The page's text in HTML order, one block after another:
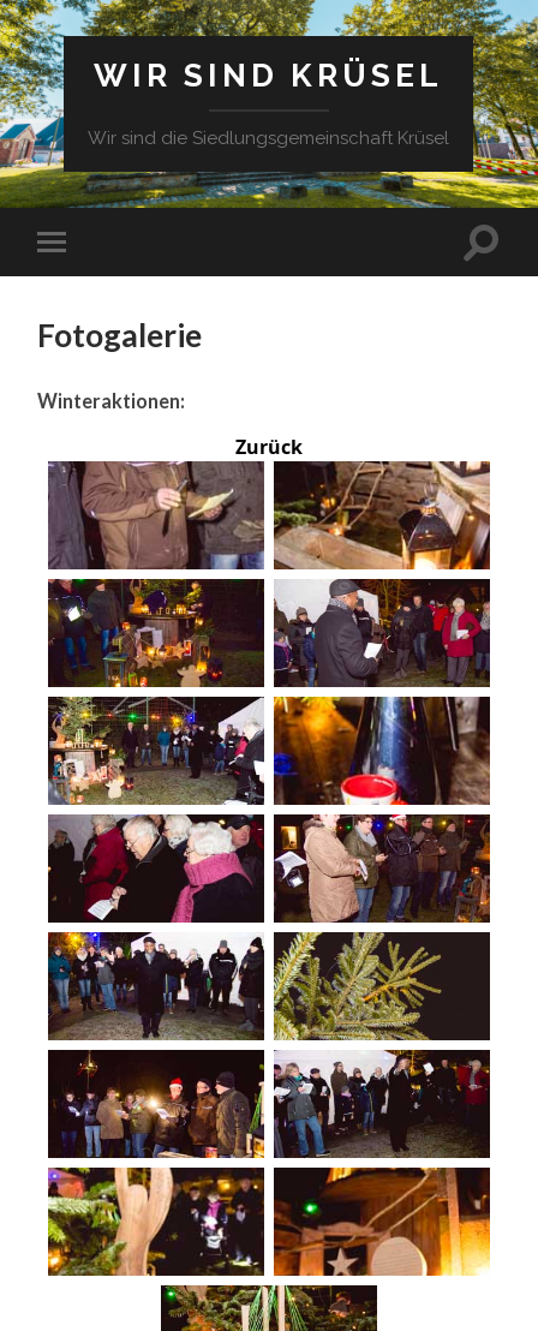
WIR SIND KRÜSEL
Wir sind die Siedlungsgemeinschaft Krüsel
Fotogalerie
Winteraktionen:
Zurück